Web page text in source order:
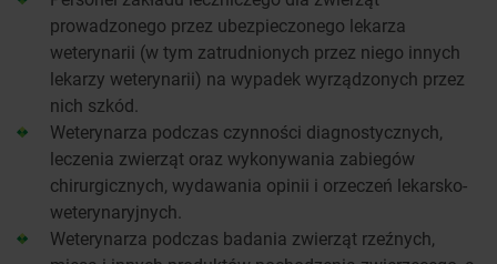
prowadzonego przez ubezpieczonego lekarza
weterynarii (w tym zatrudnionych przez niego innych
lekarzy weterynarii) na wypadek wyrządzonych przez
nich szkód.
Weterynarza podczas czynności diagnostycznych,
leczenia zwierząt oraz wykonywania zabiegów
chirurgicznych, wydawania opinii i orzeczeń lekarsko-
weterynaryjnych.
Weterynarza podczas badania zwierząt rzeźnych,